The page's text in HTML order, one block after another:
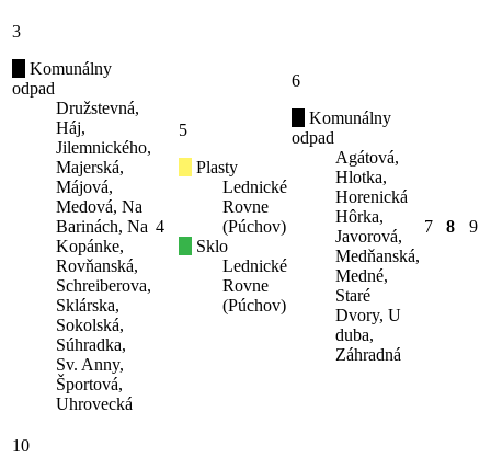
3
Komunálny
odpad
Družstevná,
Háj,
Jilemnického,
Majerská,
Májová,
Medová, Na
Barinách, Na
Kopánke,
Rovňanská,
Schreiberova,
Sklárska,
Sokolská,
Súhradka,
Sv. Anny,
Športová,
Uhrovecká
4
5
Plasty
Lednické
Rovne
(Púchov)
Sklo
Lednické
Rovne
(Púchov)
6
Komunálny
odpad
Agátová,
Hlotka,
Horenická
Hôrka,
Javorová,
Medňanská,
Medné,
Staré
Dvory, U
duba,
Záhradná
7 8 9
10